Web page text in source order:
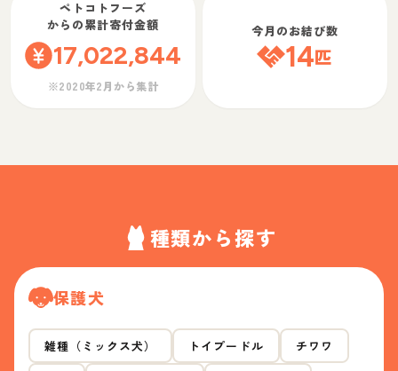
ペトコトフーズ
からの累計寄付金額
17,022,844
※2020年2月から集計
今月のお結び数
14匹
種類から探す
保護犬
雑種（ミックス犬） トイプードル チワワ